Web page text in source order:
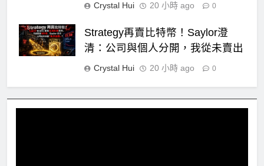
Crystal Hui 20 小時 ago 0
Strategy再賣比特幣！Saylor澄
清：公司與個人分開，我從未賣出
Crystal Hui 20 小時 ago 0